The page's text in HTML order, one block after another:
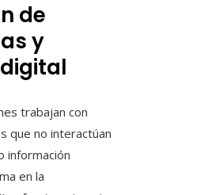
de
y
trabajan con
que no interactúan
información
en la